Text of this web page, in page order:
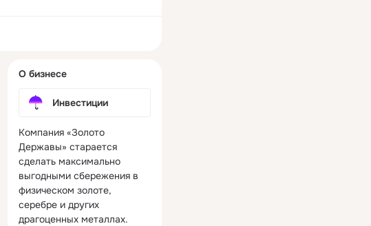
колонка
О бизнесе
Инвестиции
Компания «Золото
Державы» старается
сделать максимально
выгодными сбережения в
физическом золоте,
серебре и других
драгоценных металлах.